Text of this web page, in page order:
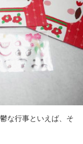
な行事といえば、そ